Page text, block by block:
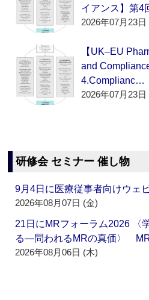
イアンス】第4
2026年07月23日
【UK–EU
and
4.Complianc…
2026年07月23日
研修会 セミナー 催し物
9月4日に医療従事者向けウ
2026年08月07日 (金)
21日にMRフォーラム2026 〈
る―問われるMRの真価〉
2026年08月06日 (木)